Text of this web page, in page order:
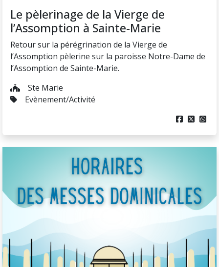
Le pèlerinage de la Vierge de
l’Assomption à Sainte-Marie
Retour sur la pérégrination de la Vierge de
l’Assomption pèlerine sur la paroisse Notre-Dame de
l’Assomption de Sainte-Marie.
Ste Marie
Evènement/Activité
  